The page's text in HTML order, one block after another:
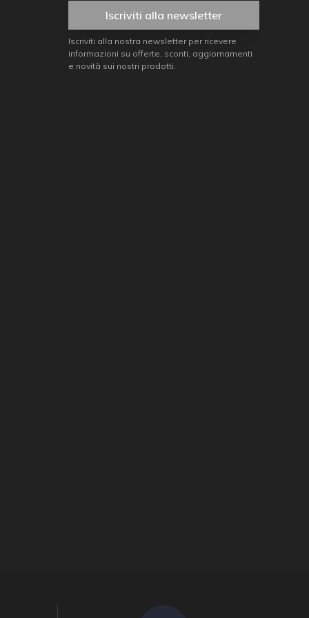
Iscriviti alla newsletter
Iscriviti alla nostra newsletter per ricevere
informazioni su offerte, sconti, aggiornamenti
e novità sui nostri prodotti.